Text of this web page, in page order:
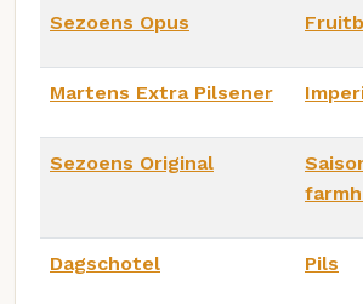
Sezoens Opus
Martens Extra Pilsener
Sezoens Original
Dagschotel Pils